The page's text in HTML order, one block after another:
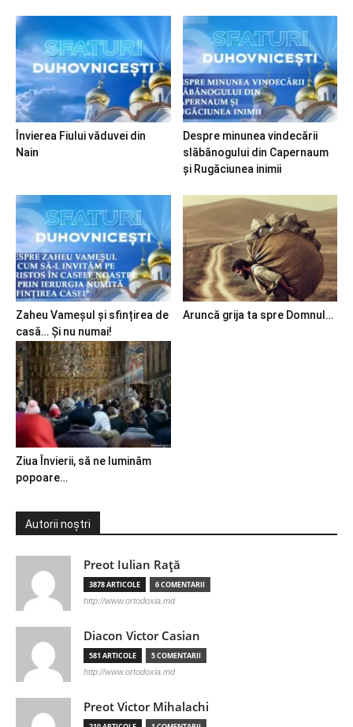
Învierea Fiului văduvei din
Nain
Despre minunea vindecării
slăbănogului din Capernaum
și Rugăciunea inimii
Zaheu Vameșul și sfințirea de
casă… Și nu numai!
Aruncă grija ta spre Domnul…
Ziua Învierii, să ne luminăm
popoare…
Autorii noștri
Preot Iulian Raţă
3878 ARTICOLE 6 COMENTARII
http://www.ortodoxia.md
Diacon Victor Casian
581 ARTICOLE 5 COMENTARII
http://www.ortodoxia.md
Preot Victor Mihalachi